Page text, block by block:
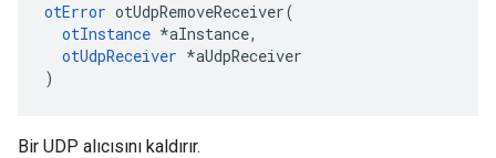
otError otUdpRemoveReceiver(
otInstance *aInstance,
otUdpReceiver *aUdpReceiver
)
Bir UDP alıcısını kaldırır.